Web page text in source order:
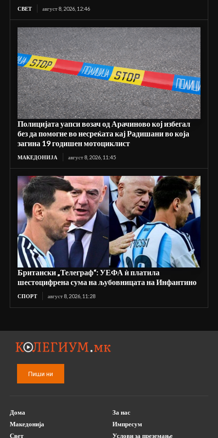
СВЕТ август 8, 2026, 12:46
Полицијата уапси возач од Арачиново кој избегал
без да помогне во несреќата кај Радишани во која
загина 19 годишен мотоциклист
МАКЕДОНИЈА август 8, 2026, 11:45
Британски „Телеграф“: УЕФА ѝ платила
шестоцифрена сума на љубовницата на Инфантино
СПОРТ август 8, 2026, 11:28
Пиши ни
Дома
Македонија
Свет
За нас
Импресум
Услови за преземање